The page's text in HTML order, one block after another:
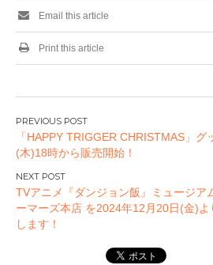
Email this article
Print this article
投
稿
ナ
ビ
ゲ
ー
「HAPPY TRIGGER CHRISTMAS」
(木)18時から販売開始！
TVアニメ『ダンジョン飯』ミュージア
ーマーズ本店 を2024年12月20日(金)
します！